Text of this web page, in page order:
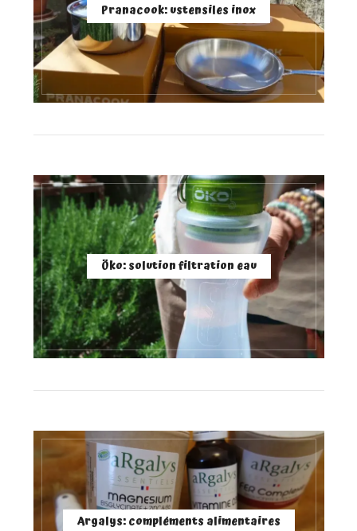
Pranacook: ustensiles inox
Öko: solution filtration eau
Argalys: compléments alimentaires